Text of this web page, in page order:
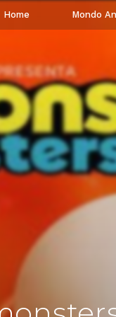
Home Mondo